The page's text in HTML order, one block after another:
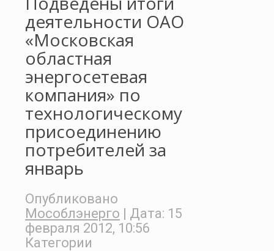
деятельности ОАО
«Московская
областная
энергосетевая
компания» по
технологическому
присоединению
потребителей за
январь
Опубликовано
Мособлэнерго | Дата: 15
февраля 2012, 10:56
Категории